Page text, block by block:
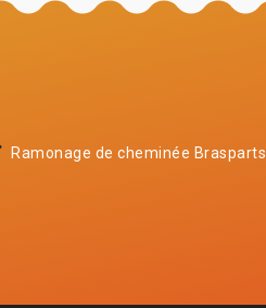
Ramonage de cheminée Brasparts